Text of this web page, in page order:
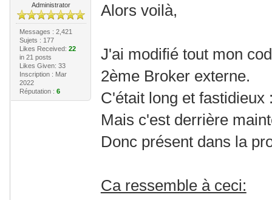
Administrator
Messages : 2,421
Sujets : 177
Likes Received: 22
in 21 posts
Likes Given: 33
Inscription : Mar
2022
Réputation : 6
Alors voilà,
J'ai modifié tout mon
2ème Broker externe.
C'était long et
Mais c'est derrière
Donc présent dans la
Ca ressemble à ceci: